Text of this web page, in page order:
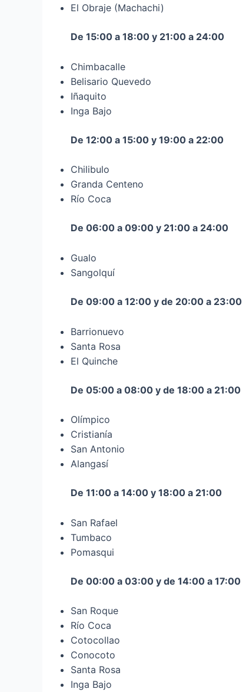
El Obraje (Machachi)
De 15:00 a 18:00 y 21:00 a 24:00
Chimbacalle
Belisario Quevedo
Iñaquito
Inga Bajo
De 12:00 a 15:00 y 19:00 a 22:00
Chilibulo
Granda Centeno
Río Coca
De 06:00 a 09:00 y 21:00 a 24:00
Gualo
Sangolquí
De 09:00 a 12:00 y de 20:00 a 23:00
Barrionuevo
Santa Rosa
El Quinche
De 05:00 a 08:00 y de 18:00 a 21:00
Olímpico
Cristianía
San Antonio
Alangasí
De 11:00 a 14:00 y 18:00 a 21:00
San Rafael
Tumbaco
Pomasqui
De 00:00 a 03:00 y de 14:00 a 17:00
San Roque
Río Coca
Cotocollao
Conocoto
Santa Rosa
Inga Bajo